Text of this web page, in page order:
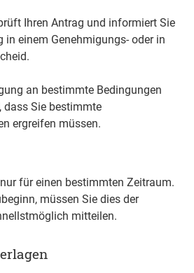
Ihren Antrag und informiert Sie
in einem Genehmigungs- oder in
an bestimmte Bedingungen
dass Sie bestimmte
ergreifen müssen.
für einen bestimmten Zeitraum.
müssen Sie dies der
mitteilen.